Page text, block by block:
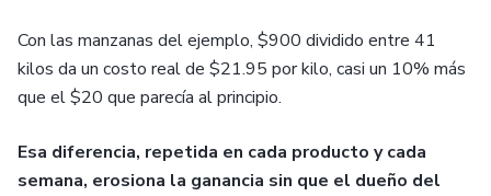
Con las manzanas del ejemplo, $900 dividido entre 41
kilos da un costo real de $21.95 por kilo, casi un 10% más
que el $20 que parecía al principio.
Esa diferencia, repetida en cada producto y cada
semana, erosiona la ganancia sin que el dueño del